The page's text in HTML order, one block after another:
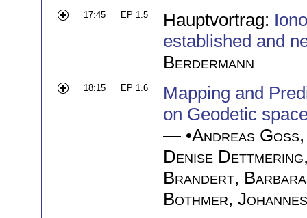
17:45 EP 1.5 Hauptvortrag:
established and
Berdermann
18:15 EP 1.6
Mapping and
on Geodetic
— •Andreas Goss
Denise Dettmering
Brandert,
Bothmer,